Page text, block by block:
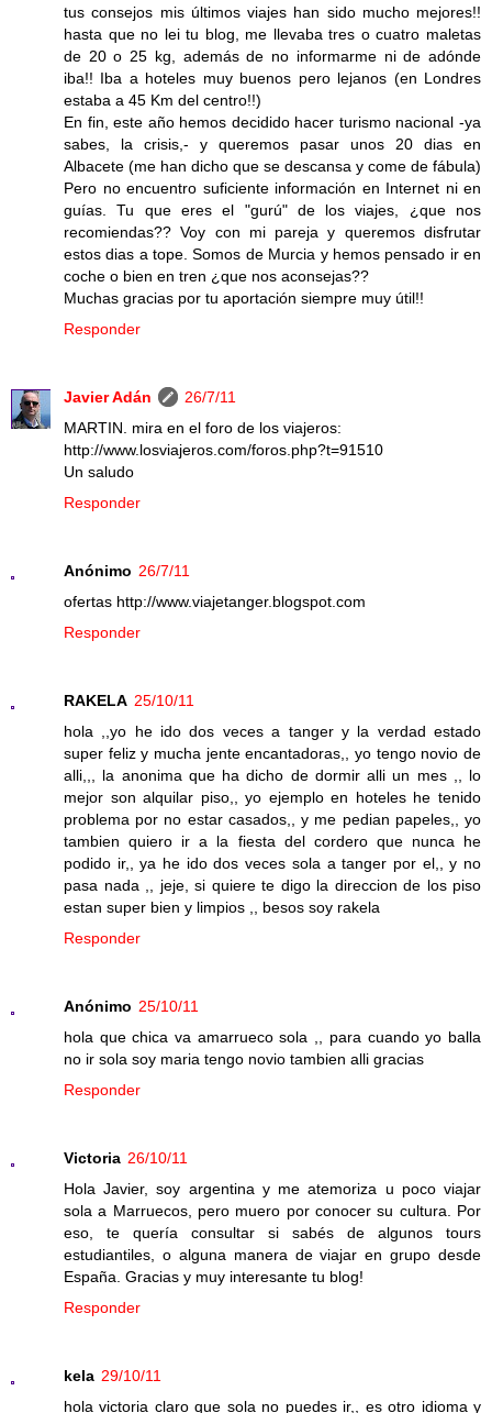
tus consejos mis últimos viajes han sido mucho mejores!!
hasta que no lei tu blog, me llevaba tres o cuatro maletas
de 20 o 25 kg, además de no informarme ni de adónde
iba!! Iba a hoteles muy buenos pero lejanos (en Londres
estaba a 45 Km del centro!!)
En fin, este año hemos decidido hacer turismo nacional -ya
sabes, la crisis,- y queremos pasar unos 20 dias en
Albacete (me han dicho que se descansa y come de fábula)
Pero no encuentro suficiente información en Internet ni en
guías. Tu que eres el "gurú" de los viajes, ¿que nos
recomiendas?? Voy con mi pareja y queremos disfrutar
estos dias a tope. Somos de Murcia y hemos pensado ir en
coche o bien en tren ¿que nos aconsejas??
Muchas gracias por tu aportación siempre muy útil!!
Responder
Javier Adán
26/7/11
MARTIN. mira en el foro de los viajeros:
http://www.losviajeros.com/foros.php?t=91510
Un saludo
Responder
Anónimo 26/7/11
ofertas http://www.viajetanger.blogspot.com
Responder
RAKELA 25/10/11
hola ,,yo he ido dos veces a tanger y la verdad estado
super feliz y mucha jente encantadoras,, yo tengo novio de
alli,,, la anonima que ha dicho de dormir alli un mes ,, lo
mejor son alquilar piso,, yo ejemplo en hoteles he tenido
problema por no estar casados,, y me pedian papeles,, yo
tambien quiero ir a la fiesta del cordero que nunca he
podido ir,, ya he ido dos veces sola a tanger por el,, y no
pasa nada ,, jeje, si quiere te digo la direccion de los piso
estan super bien y limpios ,, besos soy rakela
Responder
Anónimo 25/10/11
hola que chica va amarrueco sola ,, para cuando yo balla
no ir sola soy maria tengo novio tambien alli gracias
Responder
Victoria 26/10/11
Hola Javier, soy argentina y me atemoriza u poco viajar
sola a Marruecos, pero muero por conocer su cultura. Por
eso, te quería consultar si sabés de algunos tours
estudiantiles, o alguna manera de viajar en grupo desde
España. Gracias y muy interesante tu blog!
Responder
kela 29/10/11
hola victoria claro que sola no puedes ir,, es otro idioma y